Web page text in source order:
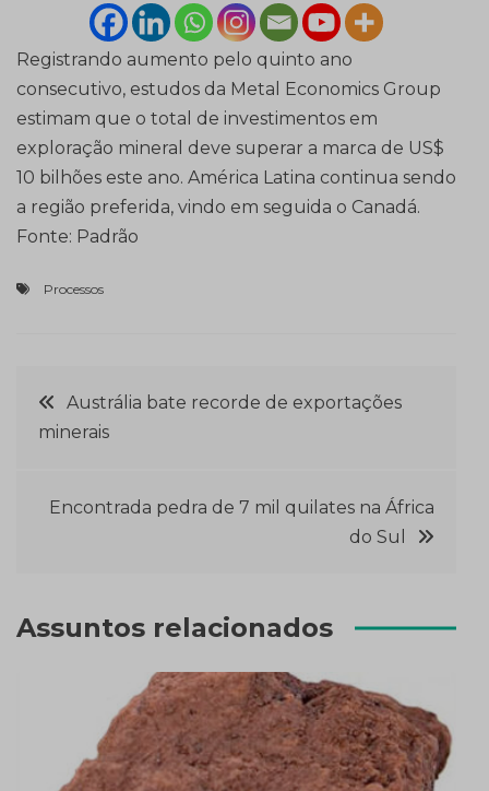
Registrando aumento pelo quinto ano
consecutivo, estudos da Metal Economics Group
estimam que o total de investimentos em
exploração mineral deve superar a marca de US$
10 bilhões este ano. América Latina continua sendo
a região preferida, vindo em seguida o Canadá.
Fonte: Padrão
Processos
Navegação
Post
Austrália bate recorde de exportações
minerais
Encontrada pedra de 7 mil quilates na África
do Sul
Assuntos relacionados